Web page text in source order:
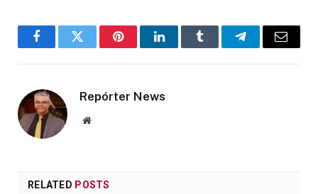
FacebookTwitter PinterestLinkedInTumblr TelegramEmail
Repórter News
Website
RELATED POSTS